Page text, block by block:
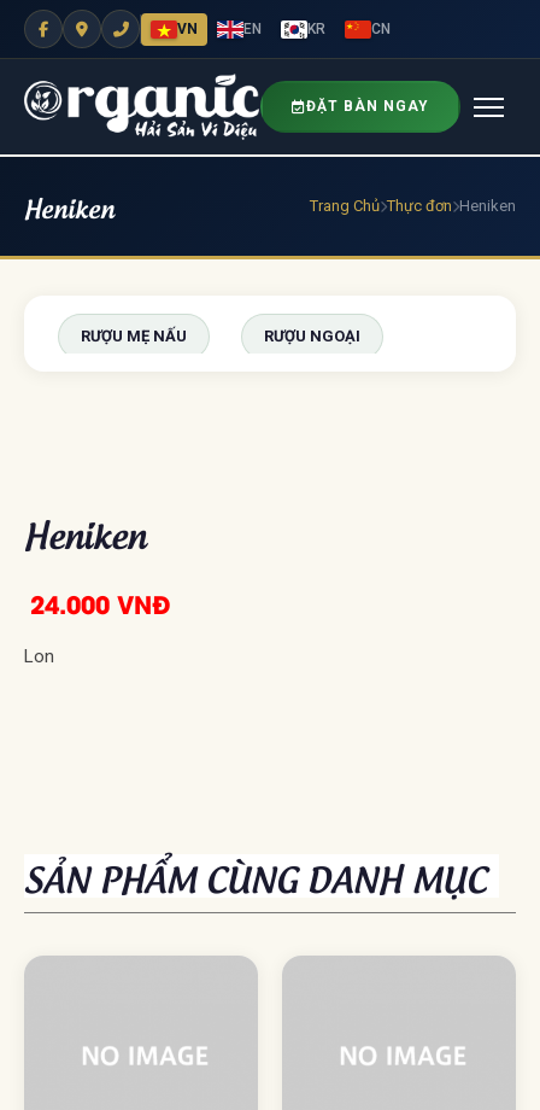
VN EN KR CN
ĐẶT BÀN NGAY
Heniken Trang Chủ Thực đơn Heniken
RƯỢU MẸ NẤU RƯỢU NGOẠI
Heniken
24.000 VNĐ
Lon
SẢN PHẨM CÙNG DANH MỤC